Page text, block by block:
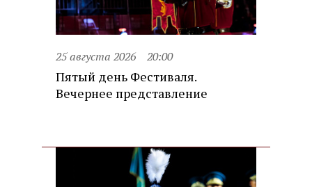
25 августа 2026 20:00
Пятый день Фестиваля.
Вечернее представление